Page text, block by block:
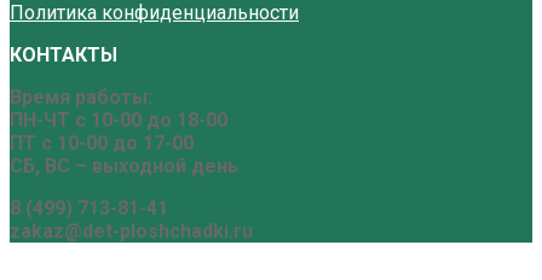
Политика конфиденциальности
КОНТАКТЫ
Время работы:
ПН-ЧТ с 10-00 до 18-00
ПТ с 10-00 до 17-00
СБ, ВС – выходной день
8 (499) 713-81-41
zakaz@det-ploshchadki.ru